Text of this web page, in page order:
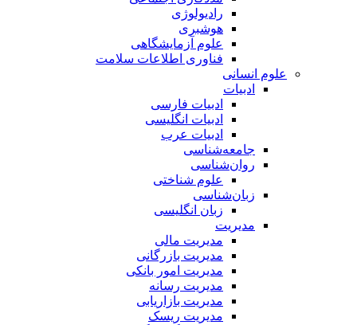
رادیولوژی
هوشبری
علوم آزمایشگاهی
فناوری اطلاعات سلامت
علوم انسانی
ادبیات
ادبیات فارسی
ادبیات انگلیسی
ادبیات عرب
جامعه‌شناسی
روان‌شناسی
علوم شناختی
زبان‌شناسی
زبان انگلیسی
مدیریت
مدیریت مالی
مدیریت بازرگانی
مدیریت امور بانکی
مدیریت رسانه
مدیریت بازاریابی
مدیریت ریسک